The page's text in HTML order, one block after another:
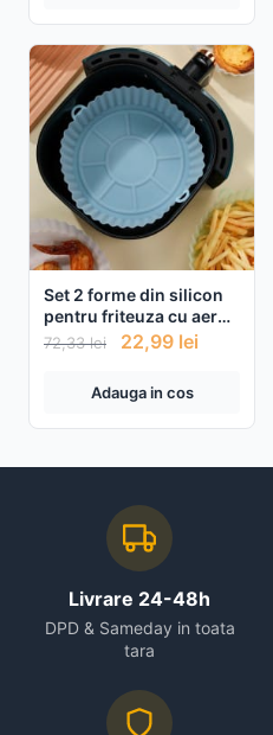
Set 2 forme din silicon
pentru friteuza cu aer
cald
72,33lei 22,99 lei
Adauga in cos
Livrare 24-48h
DPD & Sameday in toata
tara